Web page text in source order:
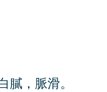
，脈滑。